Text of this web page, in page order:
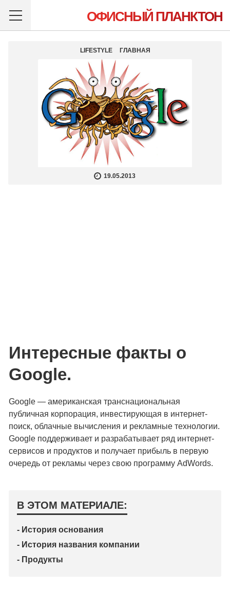
ОФИСНЫЙ ПЛАНКТОН
LIFESTYLE ГЛАВНАЯ
19.05.2013
Интересные факты о
Google.
Google — американская транснациональная
публичная корпорация, инвестирующая в интернет-
поиск, облачные вычисления и рекламные технологии.
Google поддерживает и разрабатывает ряд интернет-
сервисов и продуктов и получает прибыль в первую
очередь от рекламы через свою программу AdWords.
В ЭТОМ МАТЕРИАЛЕ:
- История основания
- История названия компании
- Продукты